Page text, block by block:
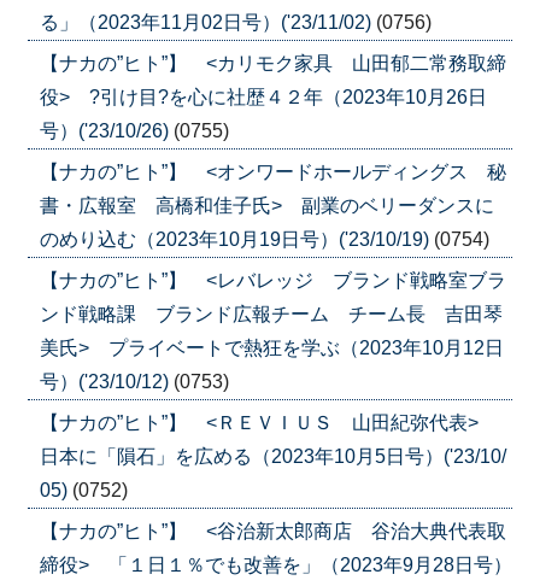
る」（2023年11月02日号）('23/11/02) (0756)
【ナカの”ヒト”】 <カリモク家具 山田郁二常務取締
役> ?引け目?を心に社歴４２年（2023年10月26日
号）('23/10/26) (0755)
【ナカの”ヒト”】 <オンワードホールディングス 秘
書・広報室 高橋和佳子氏> 副業のベリーダンスに
のめり込む（2023年10月19日号）('23/10/19) (0754)
【ナカの”ヒト”】 <レバレッジ ブランド戦略室ブラ
ンド戦略課 ブランド広報チーム チーム長 吉田琴
美氏> プライベートで熱狂を学ぶ（2023年10月12日
号）('23/10/12) (0753)
【ナカの”ヒト”】 <ＲＥＶＩＵＳ 山田紀弥代表>
日本に「隕石」を広める（2023年10月5日号）('23/10/
05) (0752)
【ナカの”ヒト”】 <谷治新太郎商店 谷治大典代表取
締役> 「１日１％でも改善を」（2023年9月28日号）